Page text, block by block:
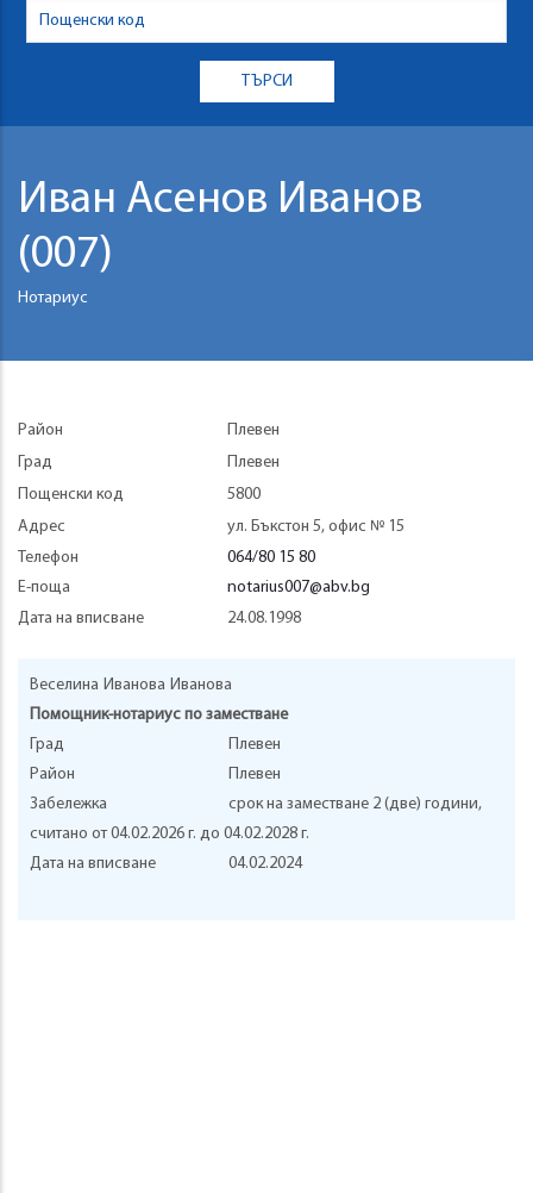
Иван Асенов Иванов
(007)
Нотариус
Район
Плевен
Град
Плевен
Пощенски код
5800
Адрес
ул. Бъкстон 5, офис № 15
Телефон
064/80 15 80
Е-поща
notarius007@abv.bg
Дата на вписване
24.08.1998
Веселина Иванова Иванова
Помощник-нотариус по заместване
Град
Плевен
Район
Плевен
Забележка
срок на заместване 2 (две) години,
считано от 04.02.2026 г. до 04.02.2028 г.
Дата на вписване
04.02.2024